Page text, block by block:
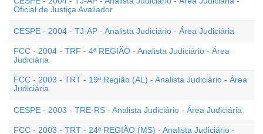
Oficial de Justiça Avaliador
CESPE - 2004 - TJ-AP - Analista Judiciário - Área Judiciária
FCC - 2004 - TRF - 4ª REGIÃO - Analista Judiciário - Área
Judiciária
FCC - 2003 - TRT - 19ª Região (AL) - Analista Judiciário - Área
Judiciária
CESPE - 2003 - TRE-RS - Analista Judiciário - Área Judiciária
FCC - 2003 - TRT - 24ª REGIÃO (MS) - Analista Judiciário -